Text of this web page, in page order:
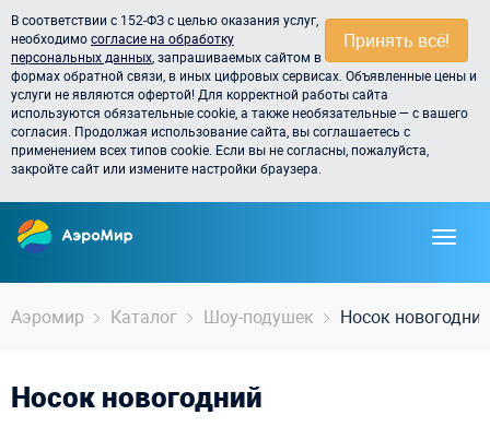
Принять всё!
В соответствии с 152-ФЗ с целью оказания услуг,
необходимосогласие на обработку
персональных данных , запрашиваемых сайтом в
формах обратной связи, в иных цифровых сервисах. Объявленные цены и
услуги не являются офертой! Для корректной работы сайта
используются обязательные cookie, а также необязательные — с вашего
согласия. Продолжая использование сайта, вы соглашаетесь с
применением всех типов cookie. Если вы не согласны, пожалуйста,
закройте сайт или измените настройки браузера.
Аэромир Каталог Шоу-подушек Носок новогодний
Носок новогодний